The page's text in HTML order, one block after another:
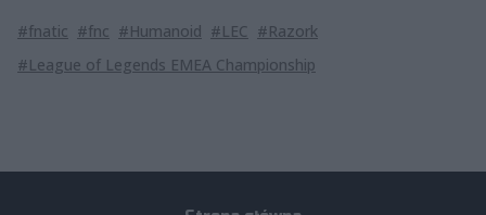
#fnatic #fnc #Humanoid #LEC #Razork
#League of Legends EMEA Championship